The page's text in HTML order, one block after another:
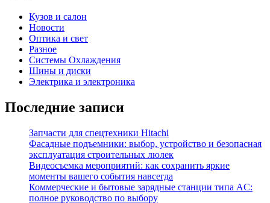
Кузов и салон
Новости
Оптика и свет
Разное
Системы Охлаждения
Шины и диски
Электрика и электроника
Последние записи
Запчасти для спецтехники Hitachi
Фасадные подъемники: выбор, устройство и безопасная
эксплуатация строительных люлек
Видеосъемка мероприятий: как сохранить яркие
моменты вашего события навсегда
Коммерческие и бытовые зарядные станции типа AC:
полное руководство по выбору